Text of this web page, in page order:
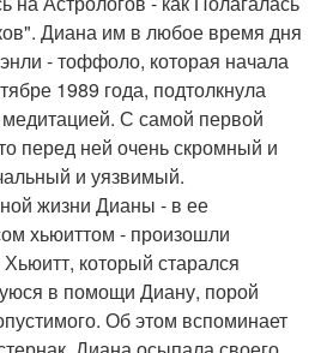
Диана им в любое время дня
- тоффоло, которая начала
1989 года, подтолкнула
С самой первой
перед ней очень скромный и
и уязвимый.
жизни Дианы - в ее
хьюиттом - произошли
который старался
в помощи Диану, порой
Об этом вспоминает